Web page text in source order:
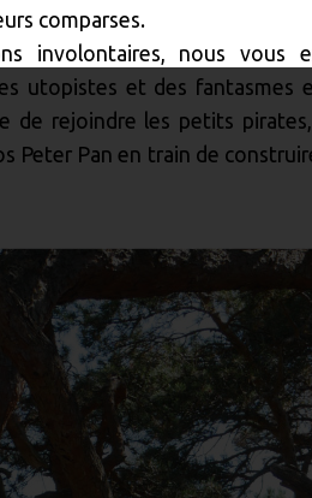
comparses.
involontaires, nous vous
utopistes et des fantasmes
de rejoindre les petits
Peter Pan en train de